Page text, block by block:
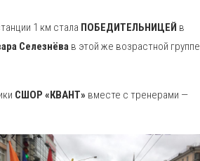
1 км стала ПОБЕДИТЕЛЬНИЦЕЙ в
Селезнёва в этой же возрастной группе
СШОР «КВАНТ» вместе с тренерами —